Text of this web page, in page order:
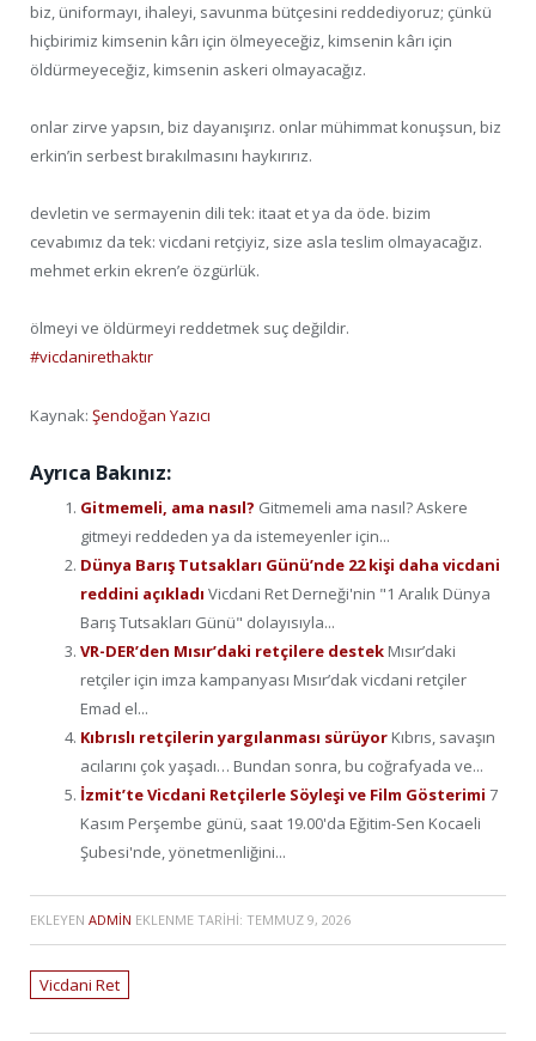
biz, üniformayı, ihaleyi, savunma bütçesini reddediyoruz; çünkü
hiçbirimiz kimsenin kârı için ölmeyeceğiz, kimsenin kârı için
öldürmeyeceğiz, kimsenin askeri olmayacağız.
onlar zirve yapsın, biz dayanışırız. onlar mühimmat konuşsun, biz
erkin’in serbest bırakılmasını haykırırız.
devletin ve sermayenin dili tek: itaat et ya da öde. bizim
cevabımız da tek: vicdani retçiyiz, size asla teslim olmayacağız.
mehmet erkin ekren’e özgürlük.
ölmeyi ve öldürmeyi reddetmek suç değildir.
#vicdanirethaktır
Kaynak: Şendoğan Yazıcı
Ayrıca Bakınız:
Gitmemeli, ama nasıl? Gitmemeli ama nasıl? Askere
gitmeyi reddeden ya da istemeyenler için...
Dünya Barış Tutsakları Günü’nde 22 kişi daha vicdani
reddini açıkladı Vicdani Ret Derneği'nin "1 Aralık Dünya
Barış Tutsakları Günü" dolayısıyla...
VR-DER’den Mısır’daki retçilere destek Mısır’daki
retçiler için imza kampanyası Mısır’dak vicdani retçiler
Emad el...
Kıbrıslı retçilerin yargılanması sürüyor Kıbrıs, savaşın
acılarını çok yaşadı… Bundan sonra, bu coğrafyada ve...
İzmit’te Vicdani Retçilerle Söyleşi ve Film Gösterimi 7
Kasım Perşembe günü, saat 19.00'da Eğitim-Sen Kocaeli
Şubesi'nde, yönetmenliğini...
EKLEYEN ADMIN EKLENME TARIHI: TEMMUZ 9, 2026
Vicdani Ret